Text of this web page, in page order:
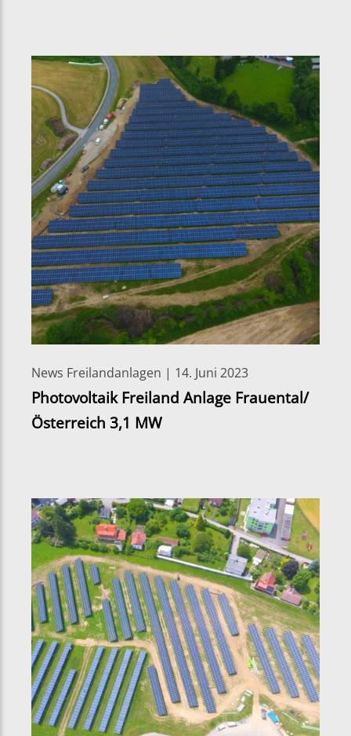
News Freilandanlagen | 14. Juni 2023
Photovoltaik Freiland Anlage Frauental/
Österreich 3,1 MW